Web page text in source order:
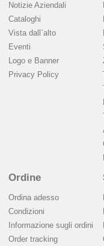
Notizie Aziendali
Cataloghi
Vista dall`alto
Eventi
Logo e Banner
Privacy Policy
Ordine
Ordina adesso
Condizioni
Informazione sugli ordini
Order tracking